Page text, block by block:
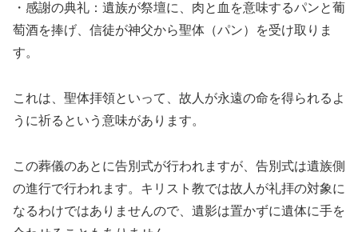
・感謝の典礼：遺族が祭壇に、肉と血を意味するパンと葡
萄酒を捧げ、信徒が神父から聖体（パン）を受け取りま
す。
これは、聖体拝領といって、故人が永遠の命を得られるよ
うに祈るという意味があります。
この葬儀のあとに告別式が行われますが、告別式は遺族側
の進行で行われます。キリスト教では故人が礼拝の対象に
なるわけではありませんので、遺影は置かずに遺体に手を